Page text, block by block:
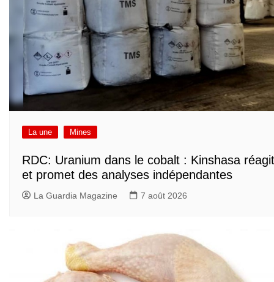
La une Mines
RDC: Uranium dans le cobalt : Kinshasa réagit
et promet des analyses indépendantes
La Guardia Magazine 7 août 2026